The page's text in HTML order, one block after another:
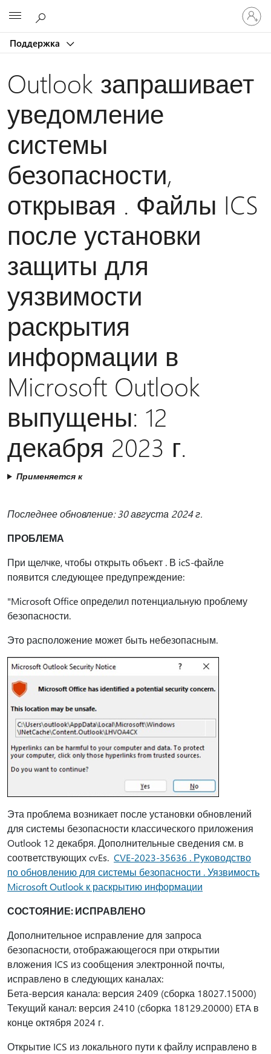
Поддержка
Outlook запрашивает
уведомление
системы
безопасности,
открывая . Файлы ICS
после установки
защиты для
уязвимости
раскрытия
информации в
Microsoft Outlook
выпущены: 12
декабря 2023 г.
Применяется к
Последнее обновление: 30 августа 2024 г.
ПРОБЛЕМА
При щелчке, чтобы открыть объект . В icS-файле
появится следующее предупреждение:
"Microsoft Office определил потенциальную проблему
безопасности.
Это расположение может быть небезопасным.
Эта проблема возникает после установки обновлений
для системы безопасности классического приложения
Outlook 12 декабря. Дополнительные сведения см. в
соответствующих cvEs. CVE-2023-35636 . Руководство
по обновлению для системы безопасности . Уязвимость
Microsoft Outlook к раскрытию информации
СОСТОЯНИЕ: ИСПРАВЛЕНО
Дополнительное исправление для запроса
безопасности, отображающегося при открытии
вложения ICS из сообщения электронной почты,
исправлено в следующих каналах:
Бета-версия канала: версия 2409 (сборка 18027.15000)
Текущий канал: версия 2410 (сборка 18129.20000) ETA в
конце октября 2024 г.
Открытие ICS из локального пути к файлу исправлено в